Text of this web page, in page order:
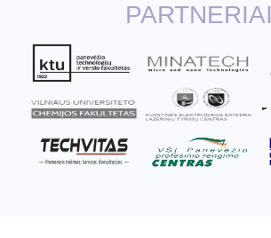
PARTNERIAI